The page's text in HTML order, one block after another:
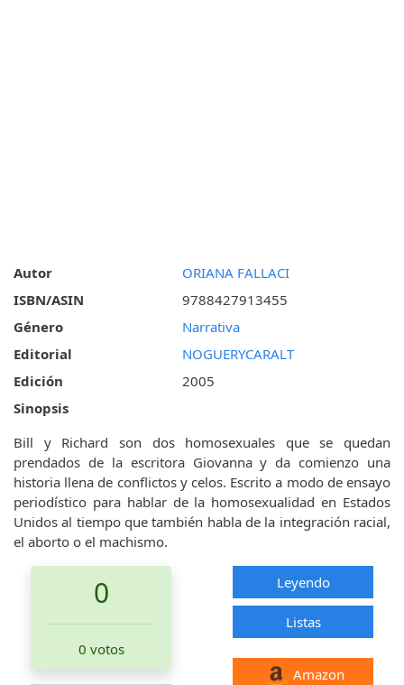
Autor
ORIANA FALLACI
ISBN/ASIN
9788427913455
Género
Narrativa
Editorial
NOGUERYCARALT
Edición
2005
Sinopsis
Bill y Richard son dos homosexuales que se quedan
prendados de la escritora Giovanna y da comienzo una
historia llena de conflictos y celos. Escrito a modo de ensayo
periodístico para hablar de la homosexualidad en Estados
Unidos al tiempo que también habla de la integración racial,
el aborto o el machismo.
0
0 votos
Leyendo
Listas
Amazon